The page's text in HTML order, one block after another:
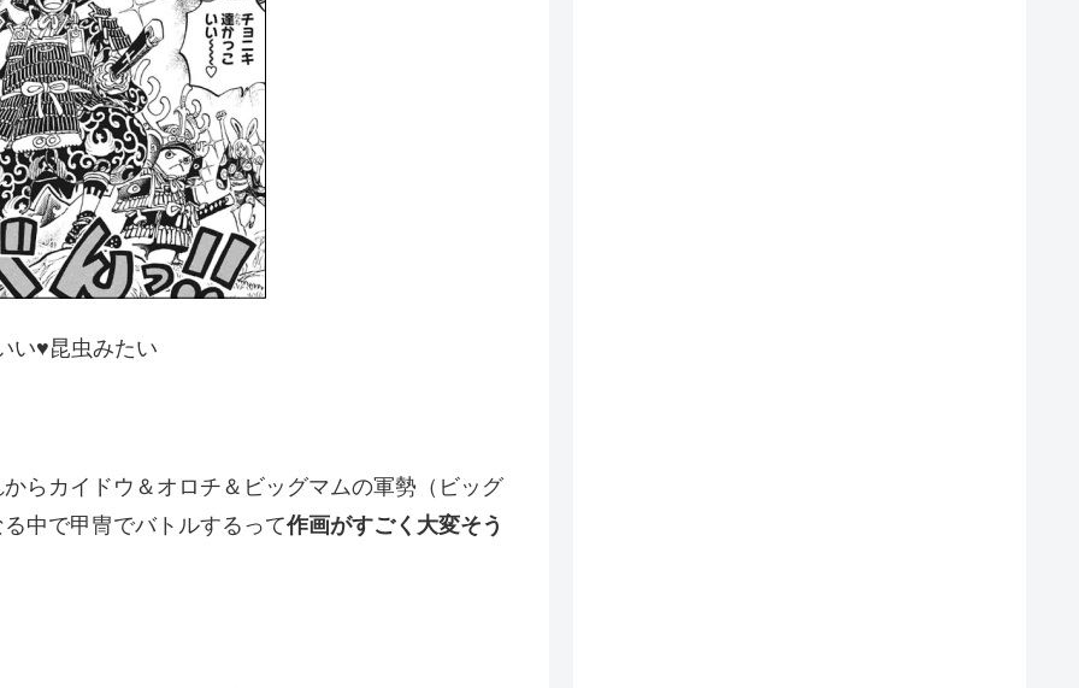
い♥昆虫みたい
らカイドウ＆オロチ＆ビッグマムの軍勢（ビッグ
中で甲冑でバトルするって作画がすごく大変そう